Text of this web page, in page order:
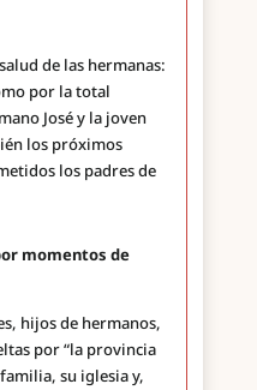
de las hermanas:
por la total
José y la joven
los próximos
los padres de
momentos de
hijos de hermanos,
por “la provincia
su iglesia y,